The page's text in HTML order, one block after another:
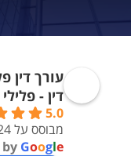
עורך דין
דין -
5.0
מבוסס על 24 ביקורות
Google